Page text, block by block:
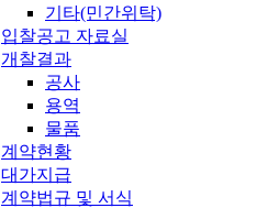
기타(민간위탁)
입찰공고 자료실
개찰결과
공사
용역
물품
계약현황
대가지급
계약법규 및 서식